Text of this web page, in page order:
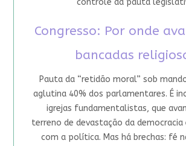
controle da pauta
Congresso: Por onde
bancadas
Pauta da “retidão moral” sob
aglutina 40% dos parlamentares. É
igrejas fundamentalistas, que
terreno de devastação da democracia
com a política. Mas há brechas: fé